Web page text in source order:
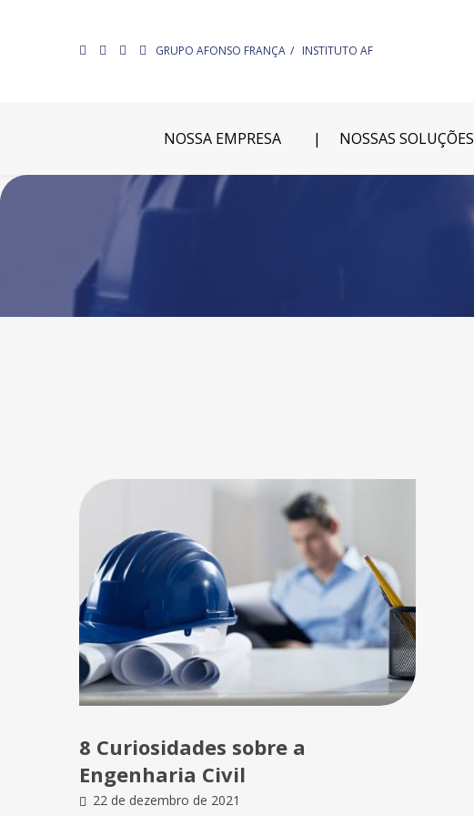
GRUPO AFONSO FRANÇA INSTITUTO AF
NOSSA EMPRESA NOSSAS SOLUÇÕES
8 Curiosidades sobre a
Engenharia Civil
22 de dezembro de 2021